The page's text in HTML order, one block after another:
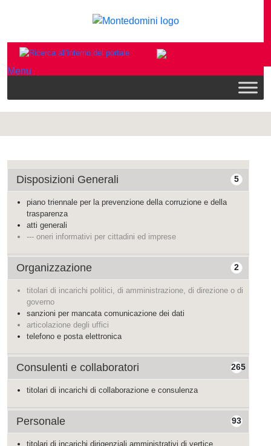
Menu
5
Disposizioni Generali
piano triennale per la prevenzione della corruzione e della
trasparenza
atti generali
--- oneri informativi per cittadini ed imprese
2
Organizzazione
titolari di incarichi politici, di amministrazione, di direzione o di
governo
sanzioni per mancata comunicazione dei dati
articolazione degli uffici
telefono e posta elettronica
265
Consulenti e collaboratori
titolari di incarichi di collaborazione e consulenza
93
Personale
titolari di incarichi dirigenziali amministrativi di vertice